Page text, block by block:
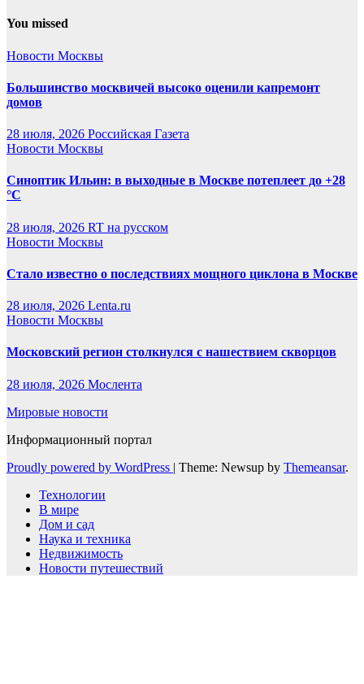
You missed
Новости Москвы
Большинство москвичей высоко оценили капремонт
домов
28 июля, 2026 Российская Газета
Новости Москвы
Синоптик Ильин: в выходные в Москве потеплеет до +28
°C
28 июля, 2026 RT на русском
Новости Москвы
Стало известно о последствиях мощного циклона в Москве
28 июля, 2026 Lenta.ru
Новости Москвы
Московский регион столкнулся с нашествием скворцов
28 июля, 2026 Мослента
Мировые новости
Информационный портал
Proudly powered by WordPress | Theme: Newsup by Themeansar.
Технологии
В мире
Дом и сад
Наука и техника
Недвижимость
Новости путешествий